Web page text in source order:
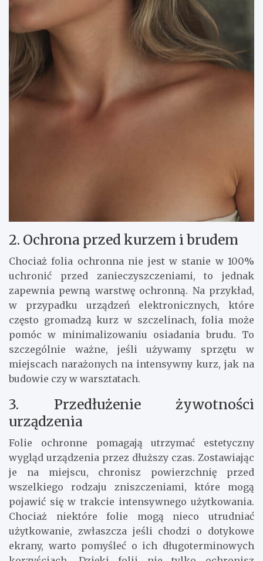
2. Ochrona przed kurzem i brudem
Chociaż folia ochronna nie jest w stanie w 100%
uchronić przed zanieczyszczeniami, to jednak
zapewnia pewną warstwę ochronną. Na przykład,
w przypadku urządzeń elektronicznych, które
często gromadzą kurz w szczelinach, folia może
pomóc w minimalizowaniu osiadania brudu. To
szczególnie ważne, jeśli używamy sprzętu w
miejscach narażonych na intensywny kurz, jak na
budowie czy w warsztatach.
3. Przedłużenie żywotności
urządzenia
Folie ochronne pomagają utrzymać estetyczny
wygląd urządzenia przez dłuższy czas. Zostawiając
je na miejscu, chronisz powierzchnię przed
wszelkiego rodzaju zniszczeniami, które mogą
pojawić się w trakcie intensywnego użytkowania.
Chociaż niektóre folie mogą nieco utrudniać
użytkowanie, zwłaszcza jeśli chodzi o dotykowe
ekrany, warto pomyśleć o ich długoterminowych